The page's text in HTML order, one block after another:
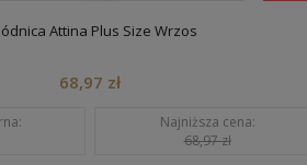
Attina Plus Size Wrzos
68,97 zł
Najniższa cena:
68,97 zł